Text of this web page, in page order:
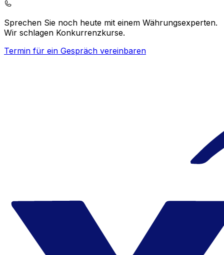
Sprechen Sie noch heute mit einem Währungsexperten.
Wir schlagen Konkurrenzkurse.
Termin für ein Gespräch vereinbaren